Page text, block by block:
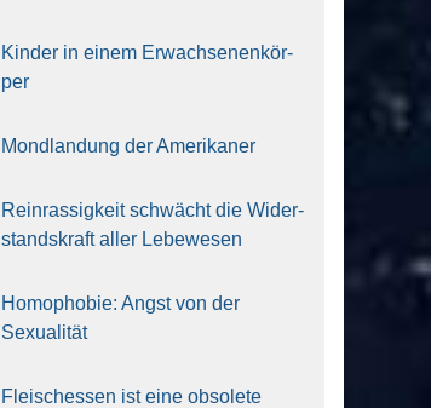
Kin­der in einem Erwach­se­nen­kör­
per
Mond­lan­dung der Ame­ri­ka­ner
Rein­ras­sig­keit schwächt die Wider­
stands­kraft aller Lebe­we­sen
Homo­pho­bie: Angst von der
Sexua­li­tät
Fleisch­essen ist eine obso­le­te